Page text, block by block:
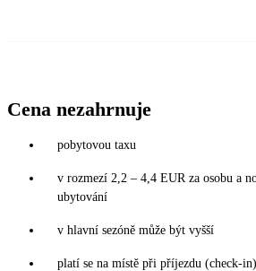
Cena nezahrnuje
pobytovou taxu
v rozmezí 2,2 – 4,4 EUR za osobu a
ubytování
v hlavní sezóně může být vyšší
platí se na místě při příjezdu (check-